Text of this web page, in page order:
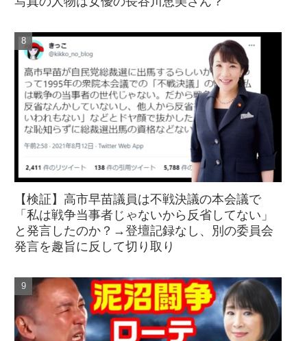
【検証】高市早苗議員は不戦決議の本会議で
「私は戦争当事者じゃないから反省してない」
と発言したのか？→登壇記録なし、別の委員会
発言を趣旨に反して切り取り